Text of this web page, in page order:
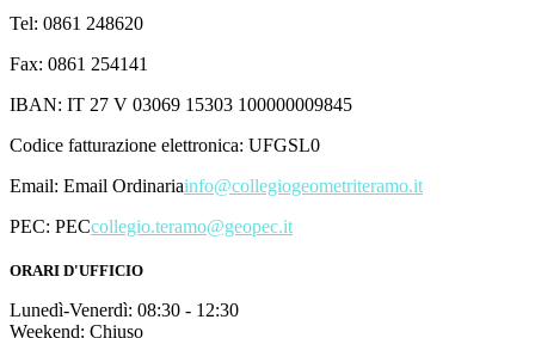
Tel: 0861 248620
Fax: 0861 254141
IBAN: IT 27 V 03069 15303 100000009845
Codice fatturazione elettronica: UFGSL0
Email: Email Ordinariainfo@collegiogeometriteramo.it
PEC: PECcollegio.teramo@geopec.it
ORARI D'UFFICIO
Lunedì-Venerdì: 08:30 - 12:30
Weekend: Chiuso